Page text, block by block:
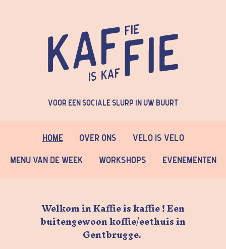
Voor een sociale slurp in uw buurt
Home Over Ons Velo is Velo
Menu van de week Workshops Evenementen
Welkom in Kaffie is kaffie ! Een
buitengewoon koffie/eethuis in
Gentbrugge.